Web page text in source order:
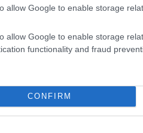
allow Google to enable storage
allow Google to enable storage
functionality and fraud
CONFIRM
erősít a Gál hárul a
Új